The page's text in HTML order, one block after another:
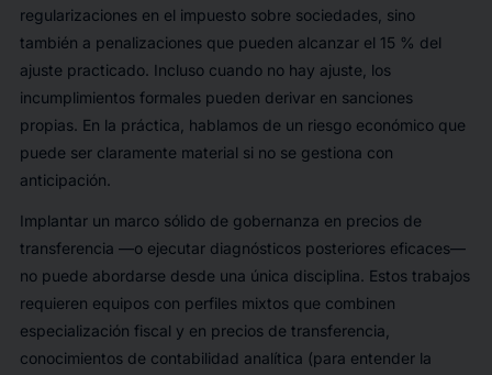
regularizaciones en el impuesto sobre sociedades, sino
también a penalizaciones que pueden alcanzar el 15 % del
ajuste practicado. Incluso cuando no hay ajuste, los
incumplimientos formales pueden derivar en sanciones
propias. En la práctica, hablamos de un riesgo económico que
puede ser claramente material si no se gestiona con
anticipación.
Implantar un marco sólido de gobernanza en precios de
transferencia —o ejecutar diagnósticos posteriores eficaces—
no puede abordarse desde una única disciplina. Estos trabajos
requieren equipos con perfiles mixtos que combinen
especialización fiscal y en precios de transferencia,
conocimientos de contabilidad analítica (para entender la